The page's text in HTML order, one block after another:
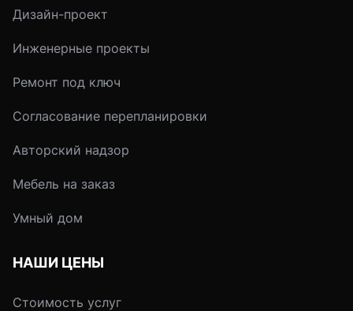
Дизайн-проект
Инженерные проекты
Ремонт под ключ
Согласование перепланировки
Авторский надзор
Мебель на заказ
Умный дом
НАШИ ЦЕНЫ
Стоимость услуг